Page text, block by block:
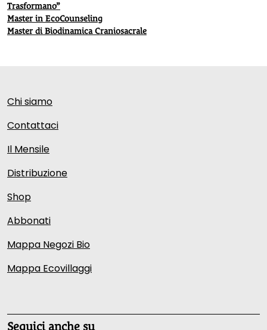
Trasformano”
Master in EcoCounseling
Master di Biodinamica Craniosacrale
Chi siamo
Contattaci
Il Mensile
Distribuzione
Shop
Abbonati
Mappa Negozi Bio
Mappa Ecovillaggi
Seguici anche su